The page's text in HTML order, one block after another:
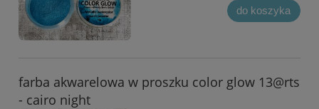
do koszyka
farba akwarelowa w proszku color glow 13@rts
- cairo night